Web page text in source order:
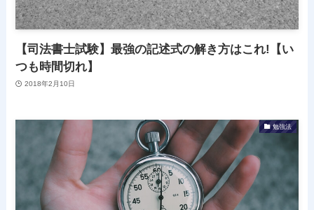
【司法書士試験】最強の記述式の解き方はこれ!【い
つも時間切れ】
2018年2月10日
勉強法